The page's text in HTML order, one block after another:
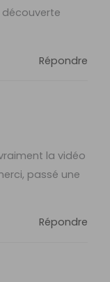
découverte
Répondre
la vidéo
passé une
Répondre